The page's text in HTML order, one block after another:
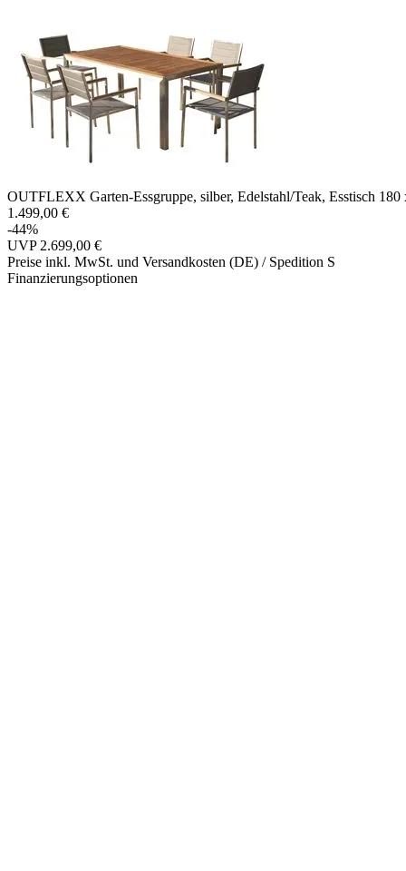
OUTFLEXX Garten-Essgruppe, silber, Edelstahl/Teak, Esstisch 180
1.499,00 €
-44%
UVP 2.699,00 €
Preise inkl. MwSt. und Versandkosten (DE) / Spedition S
Finanzierungsoptionen